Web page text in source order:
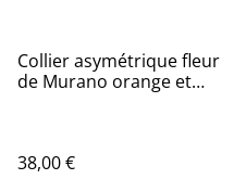
Collier asymétrique fleur
de Murano orange et
unique
38,00 €